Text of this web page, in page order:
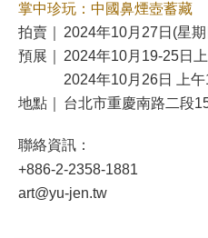
掌中珍玩：中國鼻煙壺蓄藏
拍賣｜
2024年10月27日(星
預展｜
2024年10月19-25日
2024年10月26日 上
地點｜
台北市重慶南路二段
聯絡資訊：
+886-2-2358-1881
art@yu-jen.tw